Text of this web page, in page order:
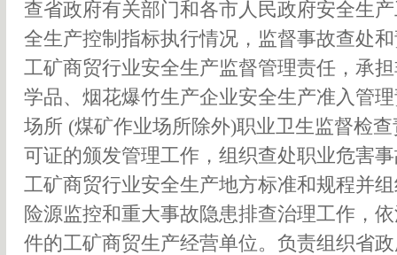
查省政府有关部门和各市人民政府安全生
全生产控制指标执行情况，监督事故查处
工矿商贸行业安全生产监督管理责任，承
学品、烟花爆竹生产企业安全生产准入管
场所 (煤矿作业场所除外)职业卫生监督检
可证的颁发管理工作，组织查处职业危害
工矿商贸行业安全生产地方标准和规程并
险源监控和重大事故隐患排查治理工作，
件的工矿商贸生产经营单位。负责组织省